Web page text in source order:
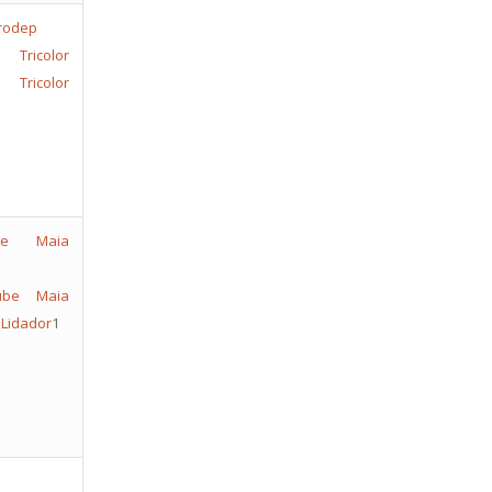
Maia
Lidador1